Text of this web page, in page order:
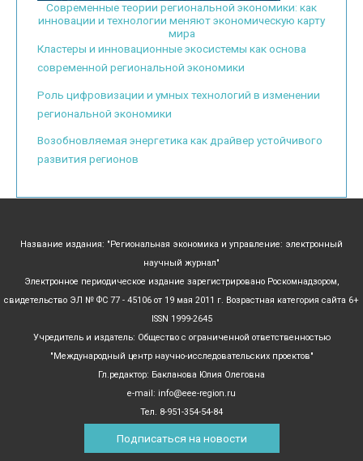
Современные теории региональной экономики: как
инновации и технологии меняют экономическую карту
мира
Кластеры и инновационные экосистемы как основа
современной региональной экономики
Роль цифровизации и умных технологий в изменении
региональной экономики
Возобновляемая энергетика как драйвер устойчивого
развития регионов
Название издания: "Региональная экономика и управление: электронный
научный журнал"
Электронное периодическое издание зарегистрировано Роскомнадзором,
свидетельство ЭЛ № ФС 77 - 45106 от 19 мая 2011 г. Возрастная категория сайта 6+
ISSN 1999-2645
Учредитель и издатель: Общество с ограниченной ответственностью
"Международный центр научно-исследовательских проектов"
Гл.редактор: Бакланова Юлия Олеговна
e-mail: info@eee-region.ru
Тел. 8-951-354-54-84
Подписаться на новости